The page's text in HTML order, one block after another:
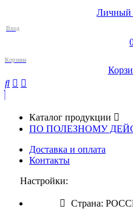
Личный
Вход
Корзина
Каталог продукции
ПО ПОЛЕЗНОМУ
Доставка и оплата
Контакты
Настройки:
Страна: